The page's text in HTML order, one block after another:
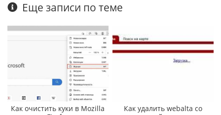
Еще записи по теме
Как очистить куки в Mozilla
Как удалить webalta со